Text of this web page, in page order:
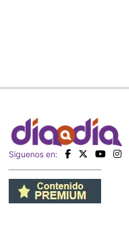
Siguenos en: